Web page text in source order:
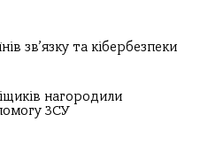
зв’язку та кібербезпеки
нагородили
ЗСУ